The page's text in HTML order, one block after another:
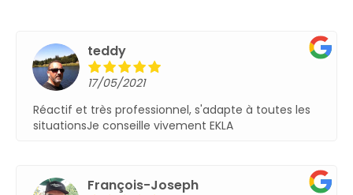
teddy
17/05/2021
Réactif et très professionnel, s'adapte à toutes les
situationsJe conseille vivement EKLA
François-Joseph